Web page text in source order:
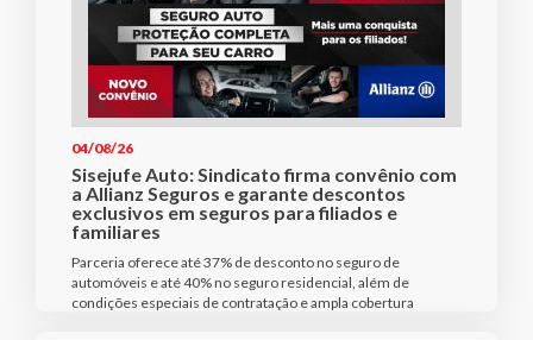
04/08/26
Sisejufe Auto: Sindicato firma convênio com
a Allianz Seguros e garante descontos
exclusivos em seguros para filiados e
familiares
Parceria oferece até 37% de desconto no seguro de
automóveis e até 40% no seguro residencial, além de
condições especiais de contratação e ampla cobertura